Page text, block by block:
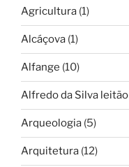
Agricultura (1)
Alcáçova (1)
Alfange (10)
Alfredo da Silva leitão
Arqueologia (5)
Arquitetura (12)